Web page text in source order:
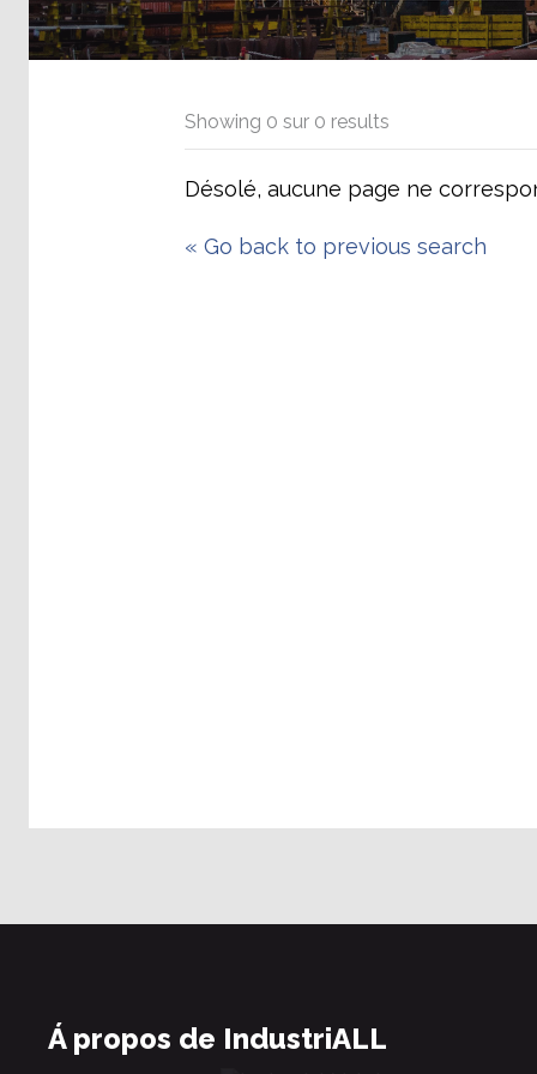
Showing 0sur 0 results
Désolé, aucune page ne
«Go back to previous search
Á propos de IndustriALL